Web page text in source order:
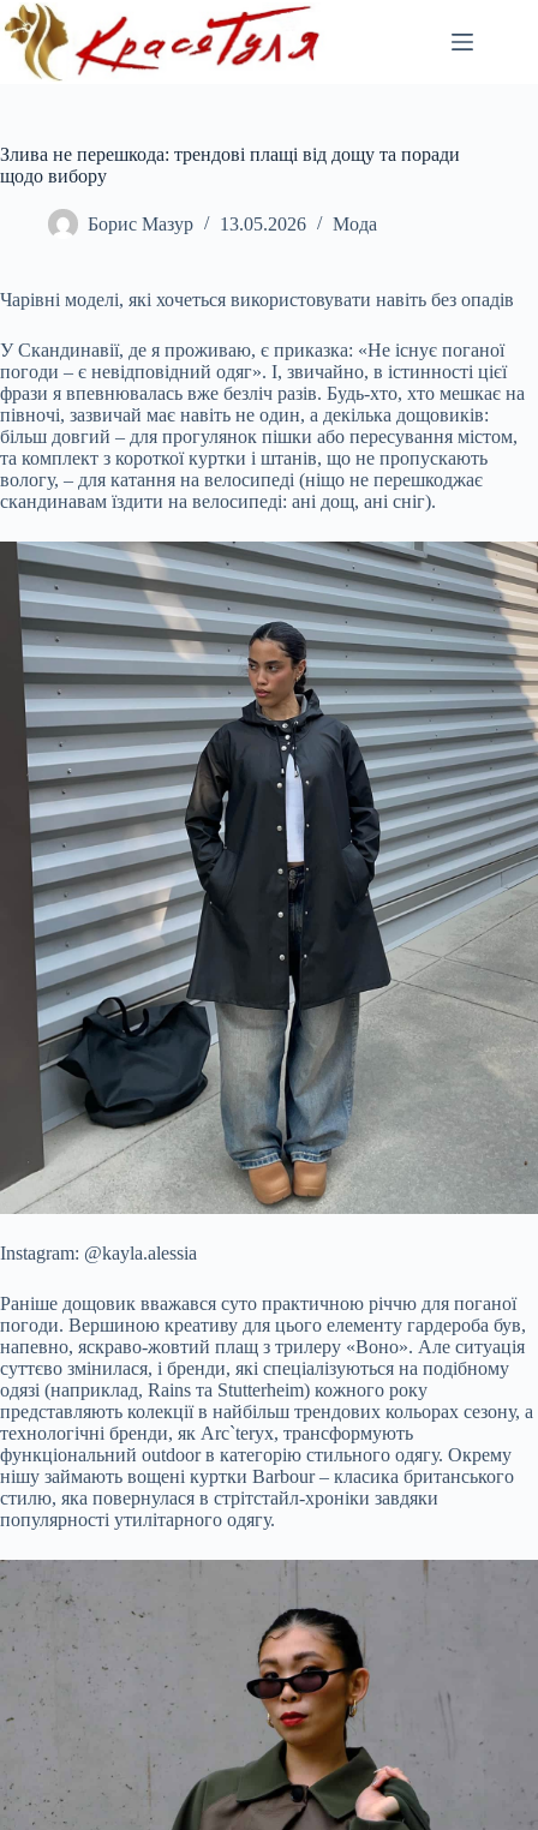
Перейти
до
вмісту
Злива не перешкода: трендові плащі від дощу та поради
щодо вибору
Борис Мазур 13.05.2026 Мода
Чарівні моделі, які хочеться використовувати навіть без опадів
У Скандинавії, де я проживаю, є приказка: «Не існує поганої
погоди – є невідповідний одяг». І, звичайно, в істинності цієї
фрази я впевнювалась вже безліч разів. Будь-хто, хто мешкає на
півночі, зазвичай має навіть не один, а декілька дощовиків:
більш довгий – для прогулянок пішки або пересування містом,
та комплект з короткої куртки і штанів, що не пропускають
вологу, – для катання на велосипеді (ніщо не перешкоджає
скандинавам їздити на велосипеді: ані дощ, ані сніг).
Instagram: @kayla.alessia
Раніше дощовик вважався суто практичною річчю для поганої
погоди. Вершиною креативу для цього елементу гардероба був,
напевно, яскраво-жовтий плащ з трилеру «Воно». Але ситуація
суттєво змінилася, і бренди, які спеціалізуються на подібному
одязі (наприклад, Rains та Stutterheim) кожного року
представляють колекції в найбільш трендових кольорах сезону, а
технологічні бренди, як Arc`teryx, трансформують
функціональний outdoor в категорію стильного одягу. Окрему
нішу займають вощені куртки Barbour – класика британського
стилю, яка повернулася в стрітстайл-хроніки завдяки
популярності утилітарного одягу.